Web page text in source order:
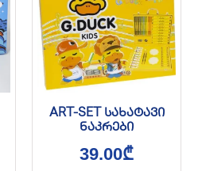
ART-SET სახატავი
ნაკრები
39.00₾